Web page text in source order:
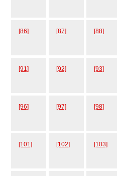
[86] [87] [88]
[91] [92] [93]
[96] [97] [98]
[101] [102] [103]